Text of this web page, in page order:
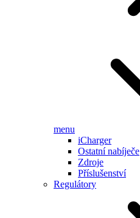
menu
iCharger
Ostatní nabíječe
Zdroje
Příslušenství
Regulátory